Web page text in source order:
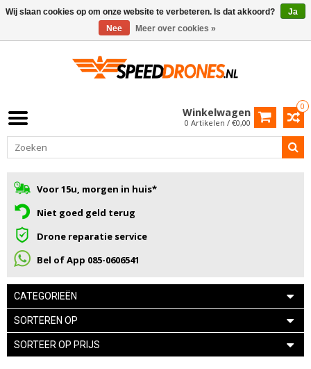
0
Winkelwagen
0 Artikelen / €0,00
Voor 15u, morgen in huis*
Niet goed geld terug
Drone reparatie service
Bel of App 085-0606541
CATEGORIEËN
SORTEREN OP
SORTEER OP PRIJS
Wij slaan cookies op om onze website te verbeteren. Is dat akkoord?
Ja
Nee
Meer over cookies »